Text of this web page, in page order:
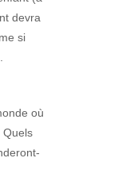
devra
si
où
Quels